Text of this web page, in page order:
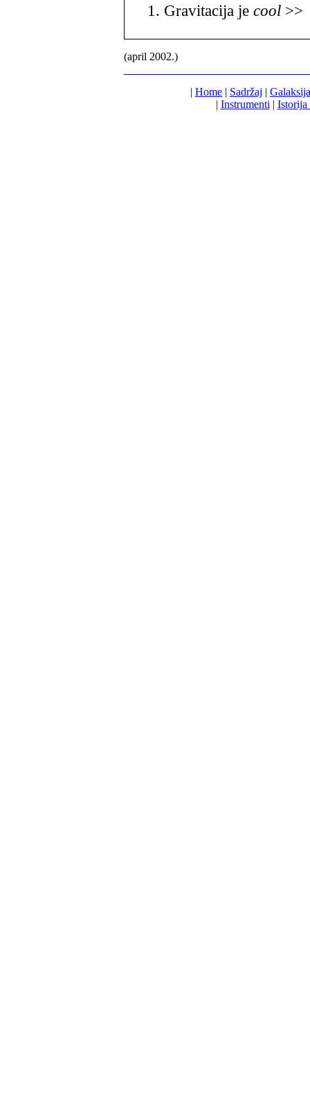
1. Gravitacija je cool
(april 2002.)
| Home | Sadržaj | Galaksija
| Instrumenti | Istorija